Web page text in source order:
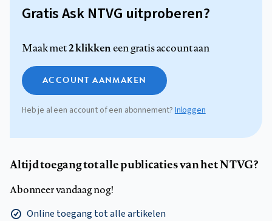
Gratis Ask NTVG uitproberen?
Maak met2 klikkeneen gratis account aan
ACCOUNT AANMAKEN
Heb je al een account of een abonnement? Inloggen
Altijd toegang tot alle publicaties van het NTVG?
Abonneer vandaag nog!
Online toegang tot alle artikelen